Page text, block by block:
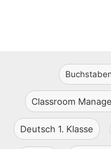
Classroom
Deutsch 1. Klasse